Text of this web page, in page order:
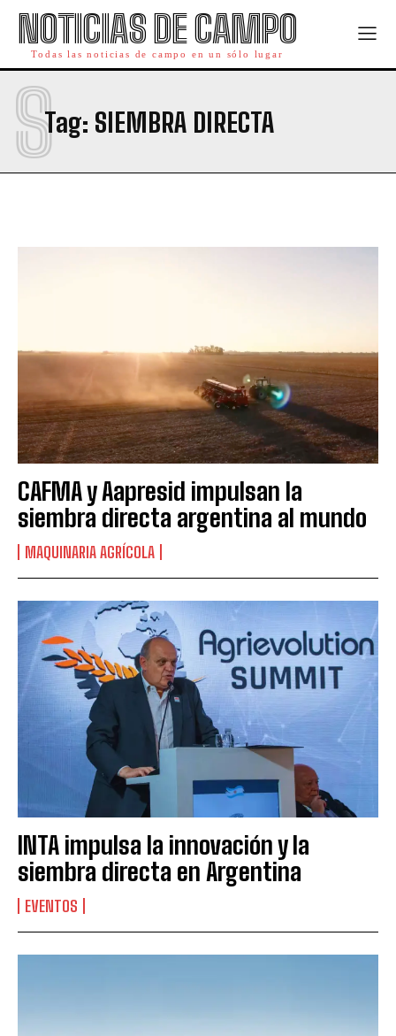
NOTICIAS DE CAMPO
Todas las noticias de campo en un sólo lugar
Tag: SIEMBRA DIRECTA
S
CAFMA y Aapresid impulsan la
siembra directa argentina al mundo
MAQUINARIA AGRÍCOLA
INTA impulsa la innovación y la
siembra directa en Argentina
EVENTOS